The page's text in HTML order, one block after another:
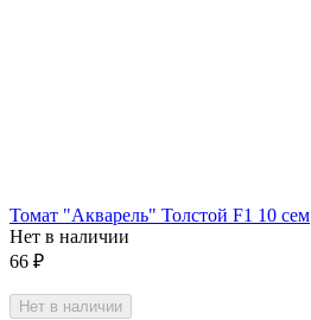
Томат "Акварель" Толстой F1 10 сем
Нет в наличии
66 ₽
Нет в наличии